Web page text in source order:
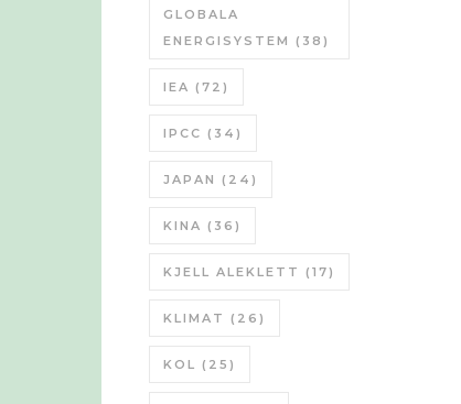
GLOBALA
ENERGISYSTEM (38)
IEA (72)
IPCC (34)
JAPAN (24)
KINA (36)
KJELL ALEKLETT (17)
KLIMAT (26)
KOL (25)